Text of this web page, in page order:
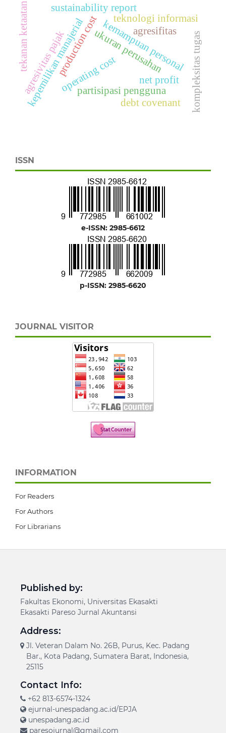
kemampuan personal
net profit
operating cost
production cost
partisipasi pengguna
teknologi informasi
kepemilikan manajerial
agresivitas pajak ukuran perusahan
sustainability report
kompleksitas tugas
tekanan ketaatan agresifitas
debt covenant
ISSN
e-ISSN: 2985-6612
p-ISSN: 2985-6620
JOURNAL VISITOR
INFORMATION
For Readers
For Authors
For Librarians
Published by:
Fakultas Ekonomi, Universitas Ekasakti
Ekasakti Pareso Jurnal Akuntansi
Address:
Jl. Veteran Dalam No. 26B, Purus, Kec. Padang
Bar., Kota Padang, Sumatera Barat, Indonesia,
25115
Contact Info:
+62 813-6574-1324
ejurnal-unespadang.ac.id/EPJA
unespadang.ac.id
paresojurnal@gmail.com